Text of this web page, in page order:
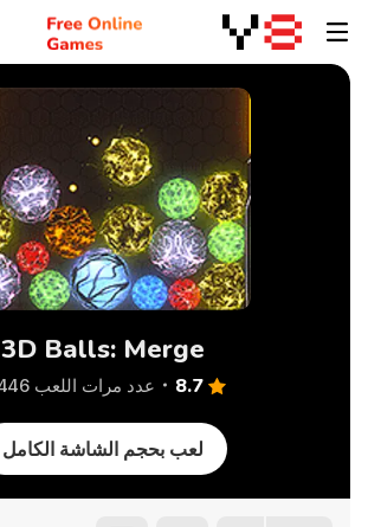
3D Balls: Merge
8.7 عدد مرات اللعب 5,446
لعب بحجم الشاشة الكامل